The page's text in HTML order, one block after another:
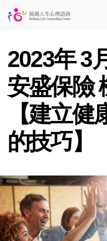
2023年 3
安盛保險
【建立
的技巧】